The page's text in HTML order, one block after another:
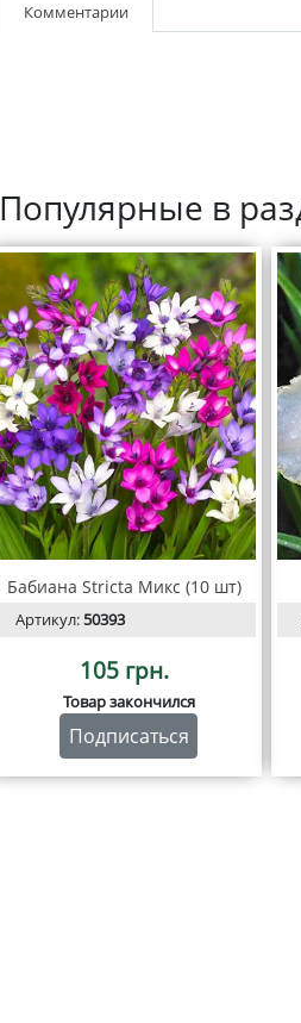
Комментарии
Популярные в
Бабиана Stricta Микс (10 шт)
Артикул:50393
105 грн.
Товар закончился
Подписаться